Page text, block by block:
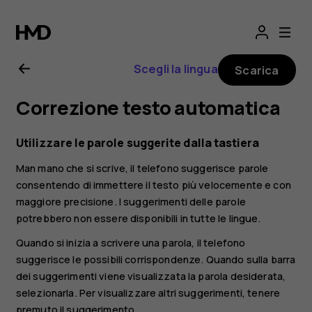
Manuale
d'uso
del
Nokia
G21
Scegli la lingua Scarica
Correzione testo automatica
Utilizzare le parole suggerite dalla tastiera
Man mano che si scrive, il telefono suggerisce parole
consentendo di immettere il testo più velocemente e con
maggiore precisione. I suggerimenti delle parole
potrebbero non essere disponibili in tutte le lingue.
Quando si inizia a scrivere una parola, il telefono
suggerisce le possibili corrispondenze. Quando sulla barra
dei suggerimenti viene visualizzata la parola desiderata,
selezionarla. Per visualizzare altri suggerimenti, tenere